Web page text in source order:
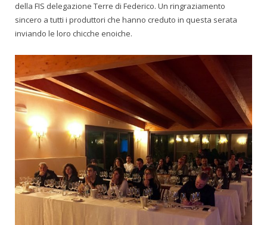
della FIS delegazione Terre di Federico. Un ringraziamento
sincero a tutti i produttori che hanno creduto in questa serata
inviando le loro chicche enoiche.